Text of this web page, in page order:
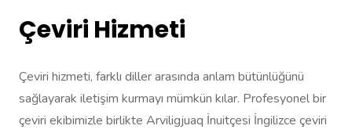
Çeviri Hizmeti
Çeviri hizmeti, farklı diller arasında anlam bütünlüğünü
sağlayarak iletişim kurmayı mümkün kılar. Profesyonel bir
çeviri ekibimizle birlikte Arviligjuaq İnuitçesi İngilizce çeviri